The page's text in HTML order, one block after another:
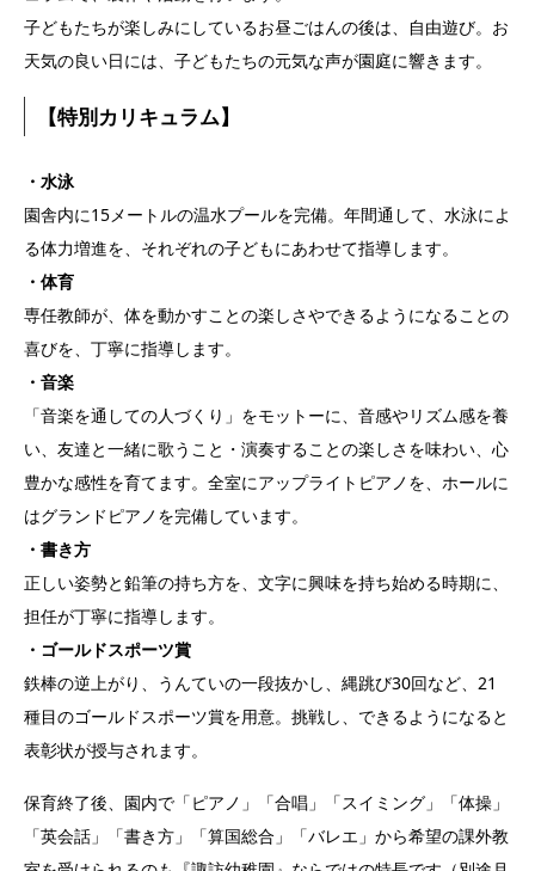
子どもたちが楽しみにしているお昼ごはんの後は、自由遊び。お
天気の良い日には、子どもたちの元気な声が園庭に響きます。
【特別カリキュラム】
・水泳
園舎内に15メートルの温水プールを完備。年間通して、水泳によ
る体力増進を、それぞれの子どもにあわせて指導します。
・体育
専任教師が、体を動かすことの楽しさやできるようになることの
喜びを、丁寧に指導します。
・音楽
「音楽を通しての人づくり」をモットーに、音感やリズム感を養
い、友達と一緒に歌うこと・演奏することの楽しさを味わい、心
豊かな感性を育てます。全室にアップライトピアノを、ホールに
はグランドピアノを完備しています。
・書き方
正しい姿勢と鉛筆の持ち方を、文字に興味を持ち始める時期に、
担任が丁寧に指導します。
・ゴールドスポーツ賞
鉄棒の逆上がり、うんていの一段抜かし、縄跳び30回など、21
種目のゴールドスポーツ賞を用意。挑戦し、できるようになると
表彰状が授与されます。
保育終了後、園内で「ピアノ」「合唱」「スイミング」「体操」
「英会話」「書き方」「算国総合」「バレエ」から希望の課外教